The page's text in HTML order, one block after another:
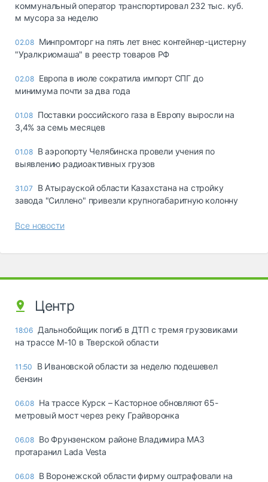
коммунальный оператор транспортировал 232 тыс. куб.
м мусора за неделю
02.08 Минпромторг на пять лет внес контейнер-цистерну
"Уралкриомаша" в реестр товаров РФ
02.08 Европа в июле сократила импорт СПГ до
минимума почти за два года
01.08 Поставки российского газа в Европу выросли на
3,4% за семь месяцев
01.08 В аэропорту Челябинска провели учения по
выявлению радиоактивных грузов
31.07
В Атырауской области Казахстана на стройку
завода "Силлено" привезли крупногабаритную колонну
Все новости
Центр
18:06 Дальнобойщик погиб в ДТП с тремя грузовиками
на трассе М-10 в Тверской области
11:50
В Ивановской области за неделю подешевел
бензин
06.08 На трассе Курск – Касторное обновляют 65-
метровый мост через реку Грайворонка
06.08 Во Фрунзенском районе Владимира МАЗ
протаранил Lada Vesta
06.08 В Воронежской области фирму оштрафовали на